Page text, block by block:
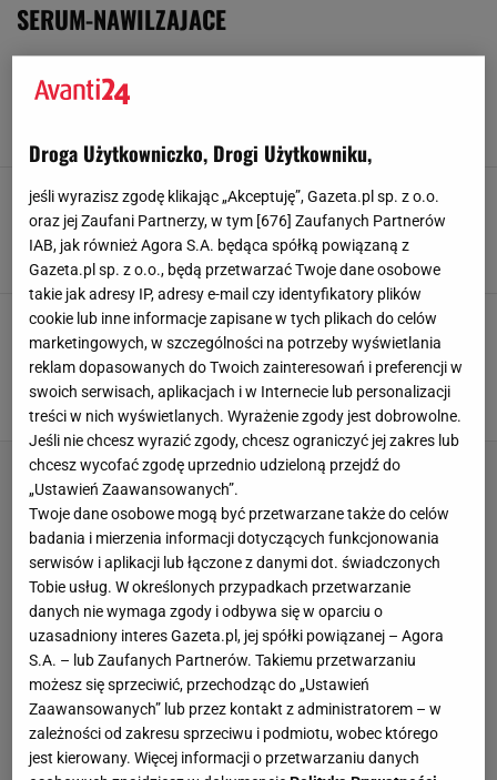
SERUM-NAWILZAJACE
Ten jeden wegański kosmetyk sprawi, że
zapomnisz o makijażu. Osiągniesz efekt
zdrowej i promiennej ceny
Klaudia Kierzkowska,3 LIPCA 2026, 10:53
Efekt odmłodzenia po tygodniu stosowania? To
naprawdę możliwe. Sprawdź nowoczesną
terapię mikroigiełkami bez wychodzenia z
domu
Natalia Piwek,23 GRUDNIA 2025, 10:00
Droga Użytkowniczko, Drogi Użytkowniku,
jeśli wyrazisz zgodę klikając „Akceptuję”, Gazeta.pl sp. z o.o.
oraz jej Zaufani Partnerzy, w tym [ 676 ] Zaufanych Partnerów
IAB, jak również Agora S.A. będąca spółką powiązaną z
Gazeta.pl sp. z o.o., będą przetwarzać Twoje dane osobowe
takie jak adresy IP, adresy e-mail czy identyfikatory plików
cookie lub inne informacje zapisane w tych plikach do celów
marketingowych, w szczególności na potrzeby wyświetlania
reklam dopasowanych do Twoich zainteresowań i preferencji w
swoich serwisach, aplikacjach i w Internecie lub personalizacji
treści w nich wyświetlanych. Wyrażenie zgody jest dobrowolne.
Jeśli nie chcesz wyrazić zgody, chcesz ograniczyć jej zakres lub
chcesz wycofać zgodę uprzednio udzieloną przejdź do
„Ustawień Zaawansowanych”.
Twoje dane osobowe mogą być przetwarzane także do celów
badania i mierzenia informacji dotyczących funkcjonowania
serwisów i aplikacji lub łączone z danymi dot. świadczonych
Tobie usług. W określonych przypadkach przetwarzanie
danych nie wymaga zgody i odbywa się w oparciu o
uzasadniony interes Gazeta.pl, jej spółki powiązanej – Agora
S.A. – lub Zaufanych Partnerów. Takiemu przetwarzaniu
możesz się sprzeciwić, przechodząc do „Ustawień
Zaawansowanych” lub przez kontakt z administratorem – w
zależności od zakresu sprzeciwu i podmiotu, wobec którego
jest kierowany. Więcej informacji o przetwarzaniu danych